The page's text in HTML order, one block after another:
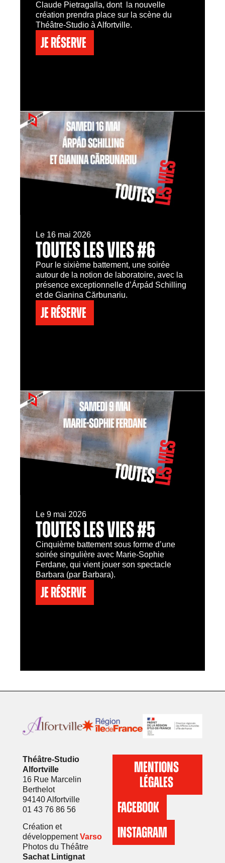
Claude Pietragalla, dont la nouvelle
création prendra place sur la scène du
Théâtre-Studio à Alfortville.
Je réserve
Le 16 mai 2026
TOUTES LES VIES #6
Pour le sixième battement, une soirée
autour de la notion de laboratoire, avec la
présence exceptionnelle d’Árpád Schilling
et de Gianina Cărbunariu.
Je réserve
Le 9 mai 2026
TOUTES LES VIES #5
Cinquième battement sous forme d’une
soirée singulière avec Marie-Sophie
Ferdane, qui vient jouer son spectacle
Barbara (par Barbara).
Je réserve
Théâtre-Studio
Alfortville
16 Rue Marcelin
Berthelot
94140 Alfortville
01 43 76 86 56
Création et
développementVarso
Photos du Théâtre
Sachat Lintignat
MENTIONS
LÉGALES
FACEBOOK
INSTAGRAM